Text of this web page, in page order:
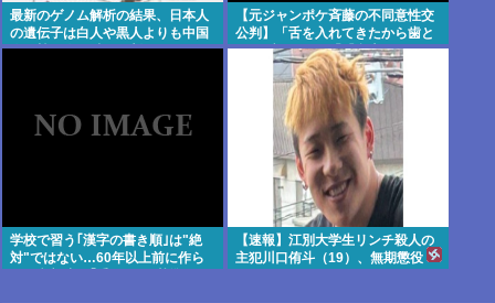
最新のゲノム解析の結果、日本人
の遺伝子は白人や黒人よりも中国
人や韓国人に酷似と判明…ネトウ
【元ジャンポケ斉藤の不同意性交
公判】「舌を入れてきたから歯と
口でブロック」「『台本が飛んで
しまうからやめてください』と拒
絶」被害女性は断固として「不同
意」主張
学校で習う｢漢字の書き順｣は"絶
対"ではない…60年以上前に作ら
【速報】江別大学生リンチ殺人の
主犯川口侑斗（19）、無期懲役